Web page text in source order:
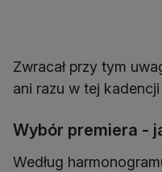
Zwracał przy tym
ani razu w tej
Wybór premiera -
Według